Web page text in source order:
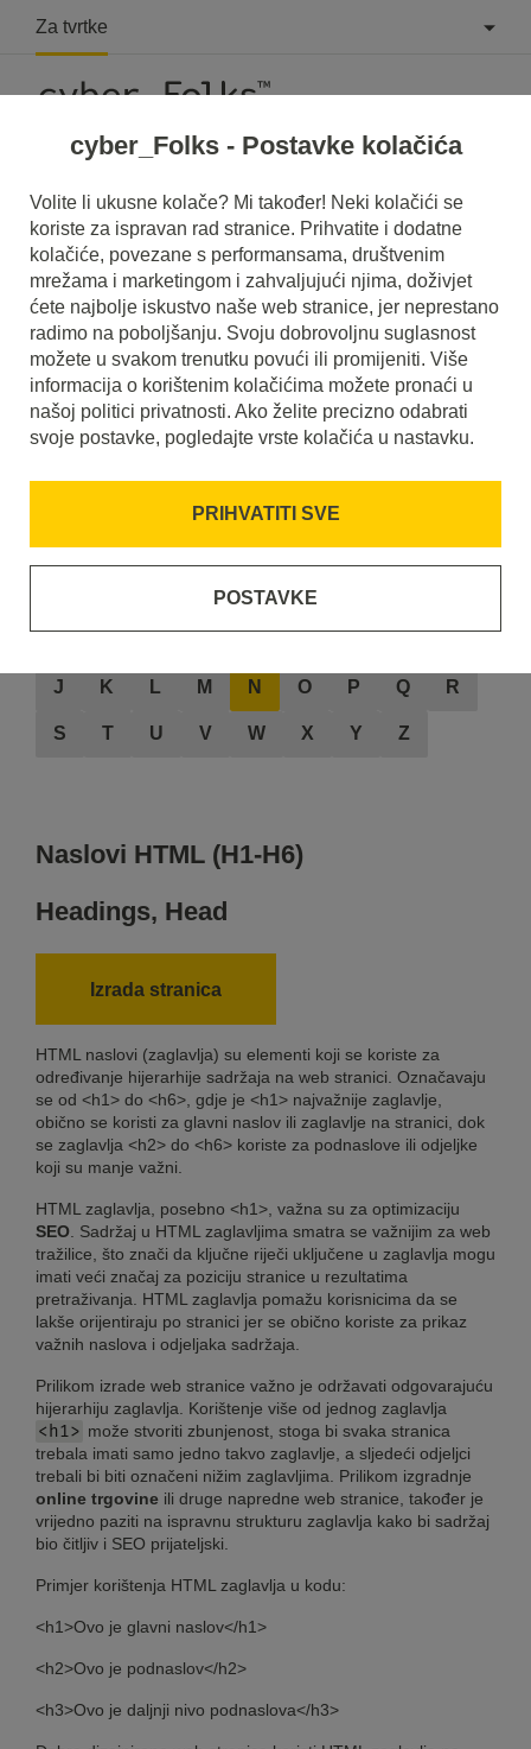
Za tvrtke
Pročitajte što je toNaslovi HTML (H1-H6)u našem rječniku.
Pomoći će vam da bolje razumijete o čemu se točno radi
Naslovi HTML (H1-H6)i koje je značenje u svakodnevnoj
upotrebi.
J K L M N O P Q R
S T U V W X Y Z
Naslovi HTML (H1-H6)
Headings, Head
Izrada stranica
HTML naslovi (zaglavlja) su elementi koji se koriste za
određivanje hijerarhije sadržaja na web stranici. Označavaju
se od <h1> do <h6>, gdje je <h1> najvažnije zaglavlje,
obično se koristi za glavni naslov ili zaglavlje na stranici, dok
se zaglavlja <h2> do <h6> koriste za podnaslove ili odjeljke
koji su manje važni.
HTML zaglavlja, posebno <h1>, važna su za optimizaciju
SEO . Sadržaj u HTML zaglavljima smatra se važnijim za web
tražilice, što znači da ključne riječi uključene u zaglavlja mogu
imati veći značaj za poziciju stranice u rezultatima
pretraživanja. HTML zaglavlja pomažu korisnicima da se
lakše orijentiraju po stranici jer se obično koriste za prikaz
važnih naslova i odjeljaka sadržaja.
Prilikom izrade web stranice važno je održavati odgovarajuću
hijerarhiju zaglavlja. Korištenje više od jednog zaglavlja
<h1> može stvoriti zbunjenost, stoga bi svaka stranica
trebala imati samo jedno takvo zaglavlje, a sljedeći odjeljci
trebali bi biti označeni nižim zaglavljima. Prilikom izgradnje
online trgovine ili druge napredne web stranice, također je
vrijedno paziti na ispravnu strukturu zaglavlja kako bi sadržaj
bio čitljiv i SEO prijateljski.
Primjer korištenja HTML zaglavlja u kodu:
<h1>Ovo je glavni naslov</h1>
<h2>Ovo je podnaslov</h2>
<h3>Ovo je daljnji nivo podnaslova</h3>
cyber_Folks - Postavke kolačića
Volite li ukusne kolače? Mi također! Neki kolačići se
koriste za ispravan rad stranice. Prihvatite i dodatne
kolačiće, povezane s performansama, društvenim
mrežama i marketingom i zahvaljujući njima, doživjet
ćete najbolje iskustvo naše web stranice, jer neprestano
radimo na poboljšanju. Svoju dobrovoljnu suglasnost
možete u svakom trenutku povući ili promijeniti. Više
informacija o korištenim kolačićima možete pronaći u
našoj politici privatnosti. Ako želite precizno odabrati
svoje postavke, pogledajte vrste kolačića u nastavku.
PRIHVATITI SVE
POSTAVKE